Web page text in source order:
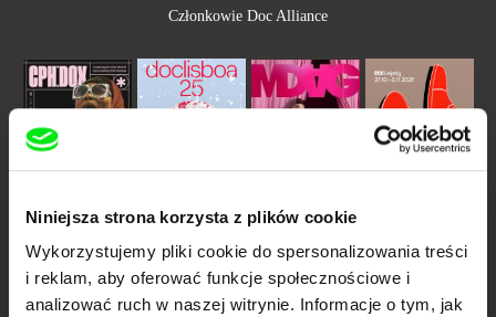
Niniejsza strona korzysta z plików cookie
Wykorzystujemy pliki cookie do spersonalizowania treści
i reklam, aby oferować funkcje społecznościowe i
analizować ruch w naszej witrynie. Informacje o tym, jak
Członkowie Doc Alliance
CPH:DOX
Millennium Docs
Against Gravity